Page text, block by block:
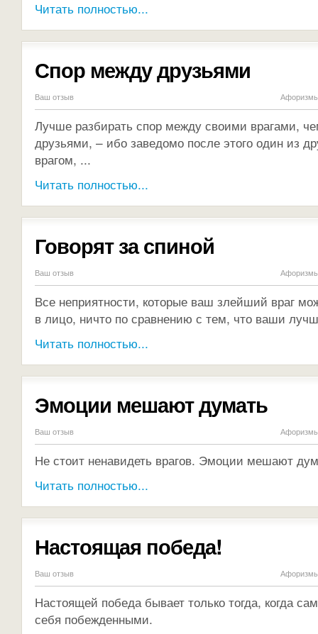
Читать полностью...
Спор между друзьями
Ваш отзыв
Лучше разбирать спор между своими врагами,
друзьями, – ибо заведомо после этого один из
врагом, ...
Читать полностью...
Говорят за спиной
Ваш отзыв
Все неприятности, которые ваш злейший враг
в лицо, ничто по сравнению с тем, что ваши
Читать полностью...
Эмоции мешают думать
Ваш отзыв
Не стоит ненавидеть врагов. Эмоции мешают
Читать полностью...
Настоящая победа!
Ваш отзыв
Настоящей победа бывает только тогда, когда
себя побежденными.